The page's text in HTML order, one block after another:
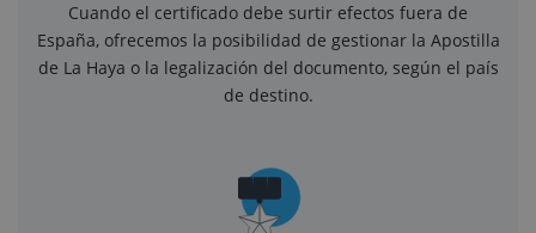
Cuando el certificado debe surtir efectos fuera de
España, ofrecemos la posibilidad de gestionar la Apostilla
de La Haya o la legalización del documento, según el país
de destino.